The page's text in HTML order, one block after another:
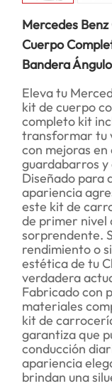
Mercedes
Cuerpo
Bandera
Eleva tu
kit de cuerpo
completo kit
transformar tu
con mejoras
guardabarros y
Diseñado para
apariencia
este kit de
de primer nivel
sorprendente.
rendimiento o
estética de tu
verdadera
Fabricado con
materiales
kit de
garantiza que
conducción
apariencia
brindan una